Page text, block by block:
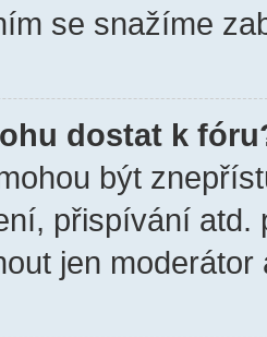
se snažíme
dostat k
být
přispívání atd.
jen